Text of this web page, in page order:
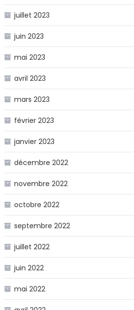
juillet 2023
juin 2023
mai 2023
avril 2023
mars 2023
février 2023
janvier 2023
décembre 2022
novembre 2022
octobre 2022
septembre 2022
juillet 2022
juin 2022
mai 2022